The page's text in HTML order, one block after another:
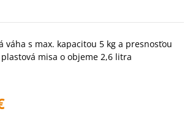
váha s max. kapacitou 5 kg a presnosťou
misa o objeme 2,6 litra